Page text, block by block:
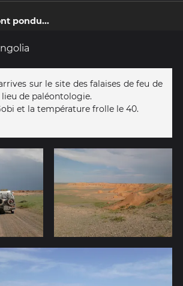
pondu...
sur le site des falaises de feu de
de paléontologie.
et la température frolle le 40.